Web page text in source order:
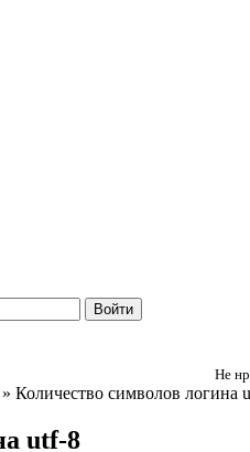
Войти
Не
» Количество символов логина
utf-8